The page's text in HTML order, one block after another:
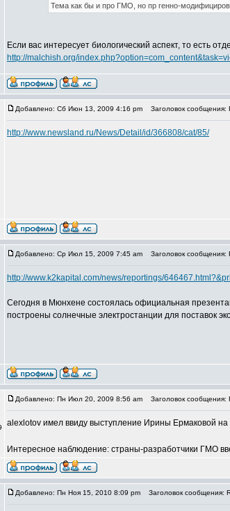
Тема как бы и про ГМО, но пр генно-
Если вас интересует биологический аспект, то есть
http://malchish.org/
Добавлено: Сб Июн 13, 2009 4:16 pm Заголовок сообщения:
http://www.newsland.ru/News/Detail/id/366808/cat/85/
Добавлено: Ср Июл 15, 2009 7:45 am Заголовок сообщения:
http://www.k2kapital.com/news/reportings/
Сегодня в Мюнхене состоялась официальная
построены солнечные электростанции для поставок
Добавлено: Пн Июл 20, 2009 8:56 am Заголовок сообщения:
alexlotov имел ввиду выступление Ирины Ермаковой
Интересное наблюдение: страны-разработчики ГМО
Добавлено: Пн Ноя 15, 2010 8:09 pm Заголовок сообщения: